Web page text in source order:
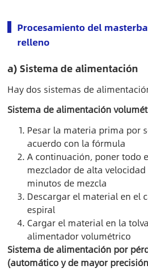
Procesamiento del
relleno
a) Sistema de alimentación
Hay dos sistemas de
Sistema de alimentación
Pesar la materia prima por
acuerdo con la fórmula
A continuación, poner todo
mezclador de alta velocidad
minutos de mezcla
Descargar el material en el
espiral
Cargar el material en la
alimentador volumétrico
Sistema de alimentación por
(automático y de mayor